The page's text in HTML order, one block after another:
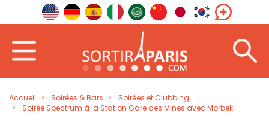
Accueil Soirées & Bars
Soirées et Clubbing
Soirée Spectrum à la Station Gare des Mines avec Morbek